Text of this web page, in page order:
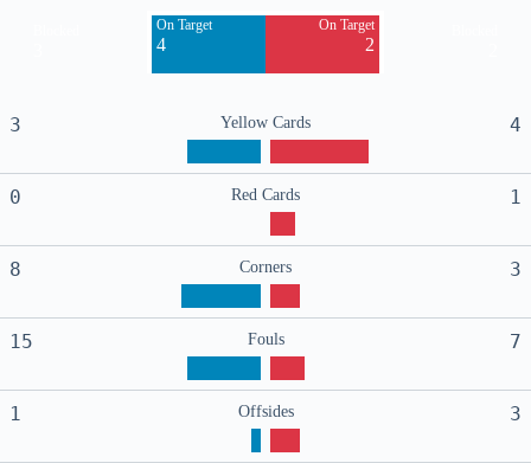
On Target
4
On Target
2
3 Yellow Cards 4
0 Red Cards 1
8 Corners 3
15 Fouls 7
1 Offsides 3